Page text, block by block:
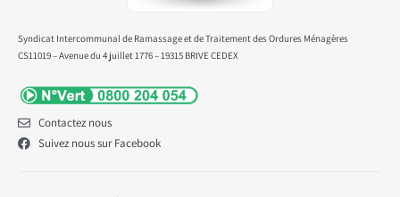
Syndicat Intercommunal de Ramassage et de Traitement des Ordures Ménagères
CS11019 – Avenue du 4 juillet 1776 – 19315 BRIVE CEDEX
Contactez nous
Suivez nous sur Facebook